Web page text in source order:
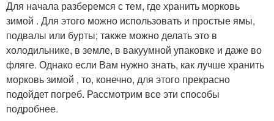
Для начала разберемся с тем, где хранить морковь
зимой . Для этого можно использовать и простые ямы,
подвалы или бурты; также можно делать это в
холодильнике, в земле, в вакуумной упаковке и даже во
фляге. Однако если Вам нужно знать, как лучше хранить
морковь зимой , то, конечно, для этого прекрасно
подойдет погреб. Рассмотрим все эти способы
подробнее.